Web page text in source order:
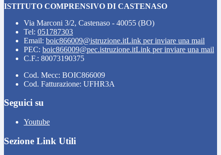
ISTITUTO COMPRENSIVO DI CASTENASO
Via Marconi 3/2, Castenaso - 40055 (BO)
Tel: 051787303
Email: boic866009@istruzione.itLink per inviare una mail
PEC: boic866009@pec.istruzione.itLink per inviare una mail
C.F.: 80073190375
Cod. Mecc: BOIC866009
Cod. Fatturazione: UFHR3A
Seguici su
Youtube
Sezione Link Utili